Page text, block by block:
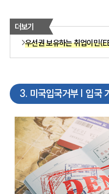
더보기
우선권 보유하는 취업이민
3. 미국입국거부 | 입국